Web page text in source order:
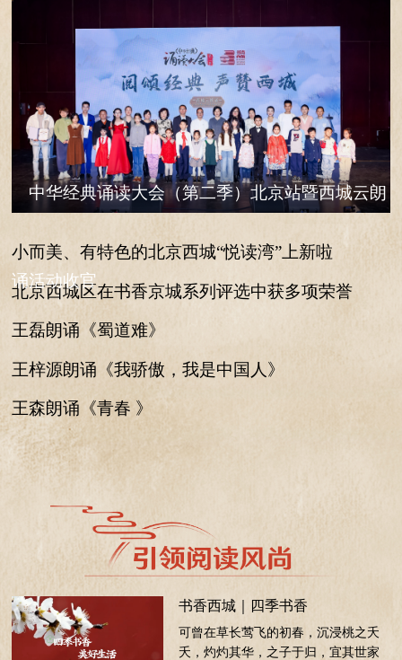
中华经典诵读大会（第二季）北京站暨西城云朗
诵活动收官
小而美、有特色的北京西城“悦读湾”上新啦
北京西城区在书香京城系列评选中获多项荣誉
王磊朗诵《蜀道难》
王梓源朗诵《我骄傲，我是中国人》
王森朗诵《青春 》
书香西城｜四季书香
可曾在草长莺飞的初春，沉浸桃之夭
夭，灼灼其华，之子于归，宜其世家